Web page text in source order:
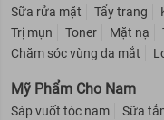
Sữa rửa mặt Tẩy trang
Trị mụn
Toner Mặt nạ
Chăm sóc vùng da mắt
Mỹ Phẩm Cho Nam
Sáp vuốt tóc nam Sữa